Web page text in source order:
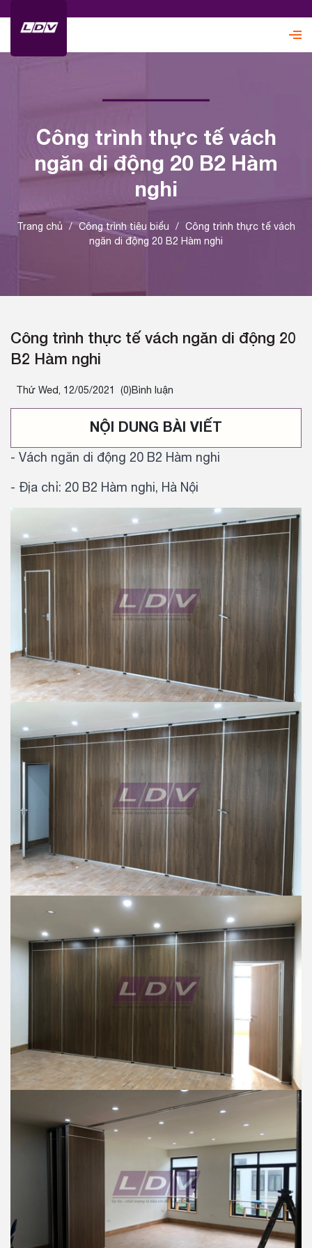
Công trình thực tế vách
ngăn di động 20 B2 Hàm
nghi
Trang chủ / Công trình tiêu biểu / Công trình thực tế vách
ngăn di động 20 B2 Hàm nghi
Công trình thực tế vách ngăn di động 20
B2 Hàm nghi
Thứ Wed, 12/05/2021 (0)Bình luận
NỘI DUNG BÀI VIẾT
- Vách ngăn di động 20 B2 Hàm nghi
- Địa chỉ: 20 B2 Hàm nghi, Hà Nội